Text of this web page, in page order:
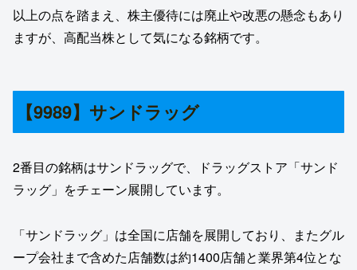
以上の点を踏まえ、株主優待には廃止や改悪の懸念もあり
ますが、高配当株として気になる銘柄です。
【9989】サンドラッグ
2番目の銘柄はサンドラッグで、ドラッグストア「サンド
ラッグ」をチェーン展開しています。
「サンドラッグ」は全国に店舗を展開しており、またグル
ープ会社まで含めた店舗数は約1400店舗と業界第4位とな